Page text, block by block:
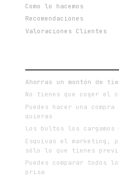
Como lo hacemos
Recomendaciones
Valoraciones Clientes
Ahorras un montón de
No tienes que coger el
Puedes hacer una compra
quieras
Los bultos los cargamos
Esquivas el marketing,
sólo lo que tienes
Puedes comparar todos
prisa